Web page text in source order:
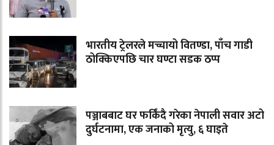
भारतीय ट्रेलरले मच्चायो वितण्डा, पाँच गाडी
ठोक्किएपछि चार घण्टा सडक ठप्प
पञ्जाबबाट घर फर्किंदै गरेका नेपाली सवार अटो
दुर्घटनामा, एक जनाको मृत्यु, ६ घाइते